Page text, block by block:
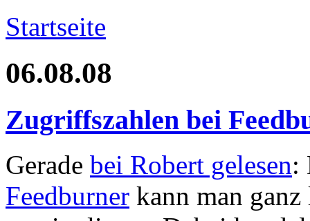
Startseite
06.08.08
Zugriffszahlen bei
Gerade bei Robert gelesen:
Feedburner kann man